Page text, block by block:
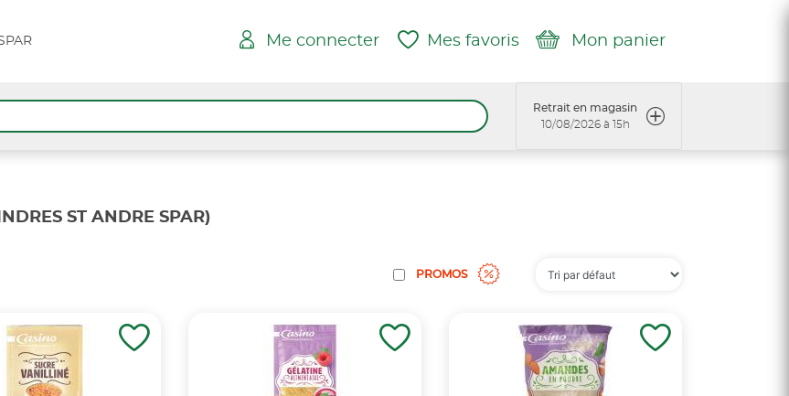
Me connecter Mes favoris Mon panier
Retrait en magasin
10/08/2026 à 15h
ST ANDRE SPAR)
PROMOS